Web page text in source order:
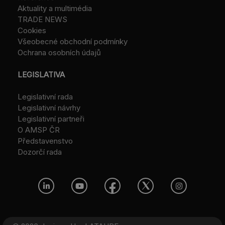
Aktuality a multimédia
TRADE NEWS
Cookies
Všeobecné obchodní podmínky
Ochrana osobních údajů
LEGISLATIVA
Legislativní rada
Legislativní návrhy
Legislativní partneři
O AMSP ČR
Představenstvo
Dozorčí rada